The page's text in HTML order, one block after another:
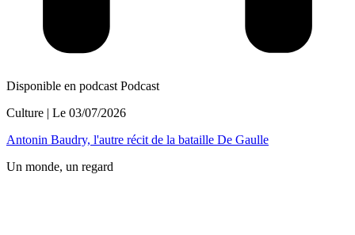
Disponible en podcast Podcast
Culture | Le 03/07/2026
Antonin Baudry, l'autre récit de la bataille De Gaulle
Un monde, un regard